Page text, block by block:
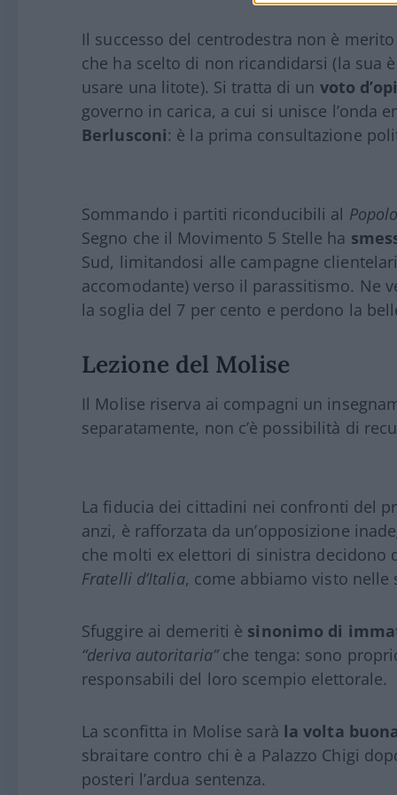
Il successo del centrodestra non è
che ha scelto di non ricandidarsi (la sua
usare una litote). Si tratta di un voto
governo in carica, a cui si unisce l’onda
Berlusconi: è la prima consultazione
Sommando i partiti riconducibili al
Segno che il Movimento 5 Stelle ha
Sud, limitandosi alle campagne
accomodante) verso il parassitismo. Ne
la soglia del 7 per cento e perdono la
Lezione del Molise
Il Molise riserva ai compagni un
separatamente, non c’è possibilità di
La fiducia dei cittadini nei confronti del
anzi, è rafforzata da un’opposizione
che molti ex elettori di sinistra
Fratelli d’Italia, come abbiamo visto nelle
Sfuggire ai demeriti è sinonimo di
“deriva autoritaria”che tenga: sono
responsabili del loro scempio elettorale.
La sconfitta in Molise sarà la volta
sbraitare contro chi è a Palazzo Chigi
posteri l’ardua sentenza.